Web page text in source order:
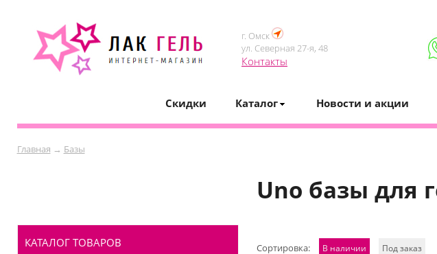
г. Омск
ул. Северная 27-я, 48
Контакты
Скидки Каталог Новости и акции
Главная → Базы
Uno базы для
Сортировка: В наличии Под заказ
КАТАЛОГ ТОВАРОВ